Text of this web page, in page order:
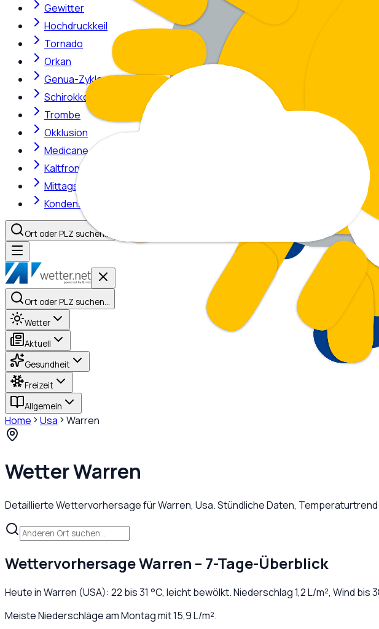
Gewitter
Hochdruckkeil
Tornado
Orkan
Genua-Zyklone
Schirokko
Trombe
Okklusion
Medicane
Kaltfront
Mittagshitze
Kondensstreifen
Ort oder PLZ suchen…
Ort oder PLZ suchen…
Wetter
Aktuell
Gesundheit
Freizeit
Allgemein
Home Usa Warren
WetterWarren
Detaillierte Wettervorhersage fürWarren, Usa. Stündliche Daten,
WettervorhersageWarren – 7-Tage-Überblick
Heute inWarren (USA): 22 bis31 °C, leicht bewölkt. Niederschlag1,2L/m², Wind bis
Meiste Niederschläge am Montag mit 15,9 L/m².